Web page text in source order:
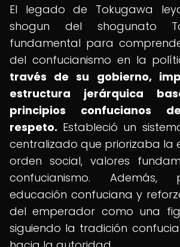
El legado de Tokugawa
shogun del shogunato
fundamental para
del confucianismo en la
través de su gobierno,
estructura jerárquica
principios confucianos
respeto. Estableció un
centralizado que priorizaba la
orden social, valores
confucianismo. Además,
educación confuciana y
del emperador como una
siguiendo la tradición